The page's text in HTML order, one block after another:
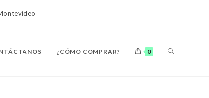
¿CÓMO COMPRAR? 0 ALTERNAR